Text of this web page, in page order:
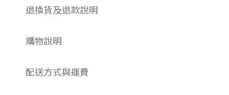
退換貨及退款說明
購物說明
配送方式與運費